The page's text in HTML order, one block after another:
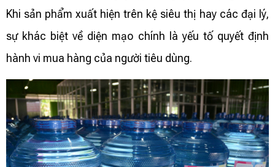
Khi sản phẩm xuất hiện trên kệ siêu thị hay các đại lý,
sự khác biệt về diện mạo chính là yếu tố quyết định
hành vi mua hàng của người tiêu dùng.